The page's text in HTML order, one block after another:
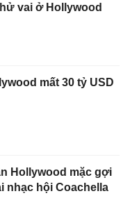
vai ở Hollywood
mất 30 tỷ USD
Hollywood mặc gợi
nhạc hội Coachella